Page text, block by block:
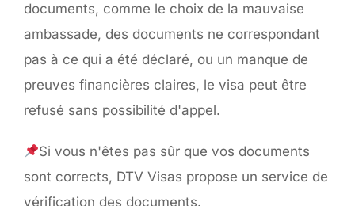
documents, comme le choix de la mauvaise
ambassade, des documents ne correspondant
pas à ce qui a été déclaré, ou un manque de
preuves financières claires, le visa peut être
refusé sans possibilité d'appel.
Si vous n'êtes pas sûr que vos documents
sont corrects, DTV Visas propose un service de
vérification des documents.